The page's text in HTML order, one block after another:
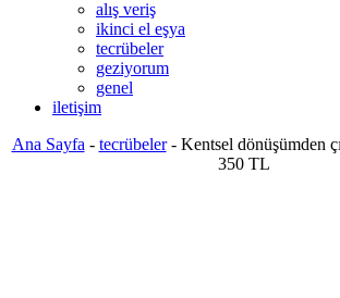
alış veriş
ikinci el eşya
tecrübeler
geziyorum
genel
iletişim
Ana Sayfa - tecrübeler- Kentsel dönüşümden
350 TL